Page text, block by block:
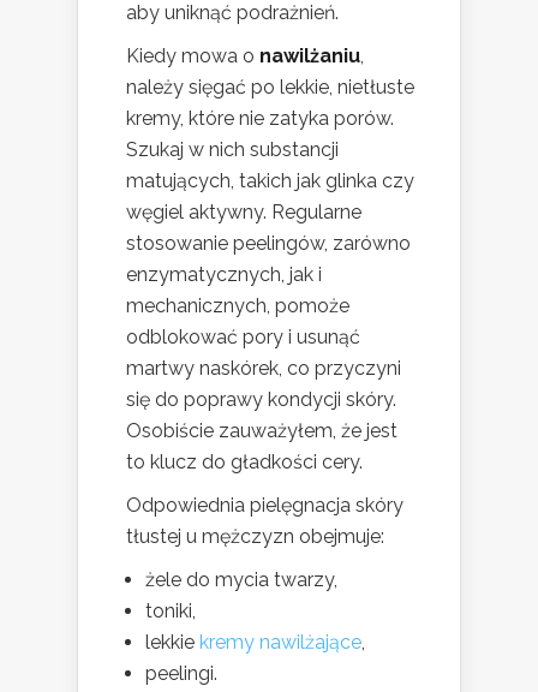
aby uniknąć podrażnień.
Kiedy mowa o nawilżaniu,
należy sięgać po lekkie, nietłuste
kremy, które nie zatyka porów.
Szukaj w nich substancji
matujących, takich jak glinka czy
węgiel aktywny. Regularne
stosowanie peelingów, zarówno
enzymatycznych, jak i
mechanicznych, pomoże
odblokować pory i usunąć
martwy naskórek, co przyczyni
się do poprawy kondycji skóry.
Osobiście zauważyłem, że jest
to klucz do gładkości cery.
Odpowiednia pielęgnacja skóry
tłustej u mężczyzn obejmuje:
żele do mycia twarzy,
toniki,
lekkie kremy nawilżające,
peelingi.